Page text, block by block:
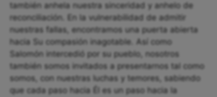
también anhela nuestra sinceridad y anhelo de
reconciliación. En la vulnerabilidad de admitir
nuestras fallas, encontramos una puerta abierta
hacia Su compasión inagotable. Así como
Salomón intercedió por su pueblo, nosotros
también somos invitados a presentarnos tal como
somos, con nuestras luchas y temores, sabiendo
que cada paso hacia Él es un paso hacia la